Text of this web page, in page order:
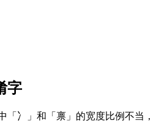
字
「冫」和「禀」的宽度比例不当，